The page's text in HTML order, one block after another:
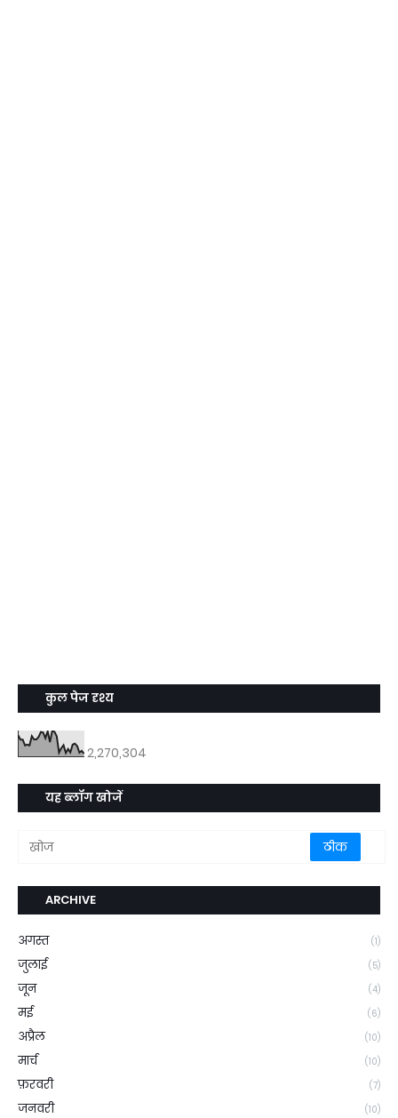
कुल पेज दृश्य
2,270,304
यह ब्लॉग खोजें
ARCHIVE
अगस्त (1)
जुलाई (5)
जून (4)
मई (6)
अप्रैल (10)
मार्च (10)
फ़रवरी (7)
जनवरी (10)